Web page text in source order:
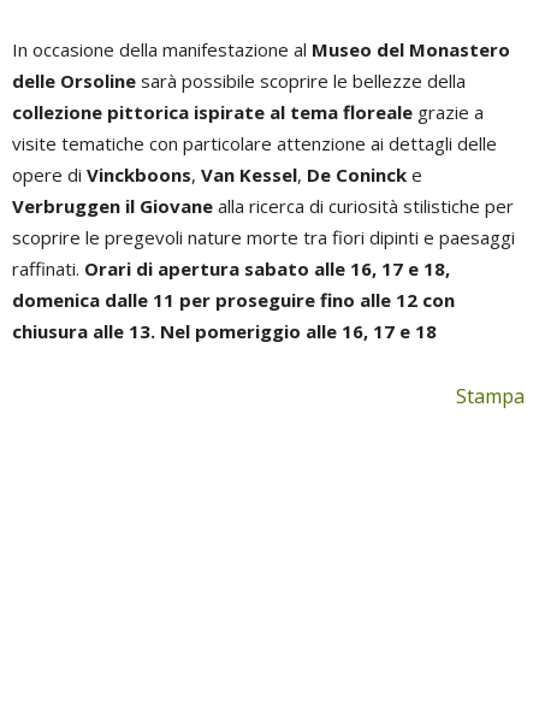
In occasione della manifestazione al Museo del Monastero
delle Orsoline sarà possibile scoprire le bellezze della
collezione pittorica ispirate al tema floreale grazie a
visite tematiche con particolare attenzione ai dettagli delle
opere di Vinckboons, Van Kessel, De Coninck e
Verbruggen il Giovane alla ricerca di curiosità stilistiche per
scoprire le pregevoli nature morte tra fiori dipinti e paesaggi
raffinati. Orari di apertura sabato alle 16, 17 e 18,
domenica dalle 11 per proseguire fino alle 12 con
chiusura alle 13. Nel pomeriggio alle 16, 17 e 18
Stampa